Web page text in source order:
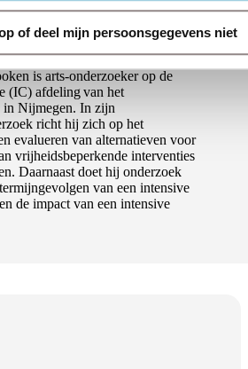
of deel mijn persoonsgegevens niet
is arts-onderzoeker op de
(IC) afdeling van het
in Nijmegen. In zijn
richt hij zich op het
evalueren van alternatieven voor
vrijheidsbeperkende interventies
Daarnaast doet hij onderzoek
van een intensive
de impact van een intensive